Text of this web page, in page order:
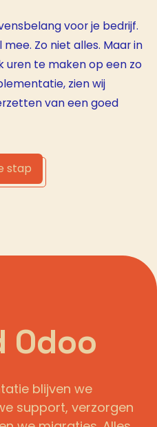
voor je bedrijf.
Zo niet alles. Maar in
uren te maken op een zo
zien wij
van een goed
stap
Odoo
blijven we
support, verzorgen